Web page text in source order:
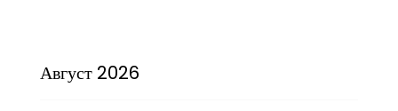
Август 2026